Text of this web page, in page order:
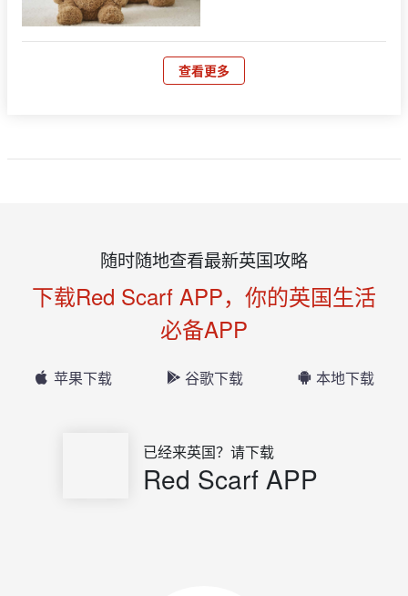
查看更多
随时随地查看最新英国攻略
下载Red Scarf APP，你的英国生活
必备APP
苹果下载 谷歌下载 本地下载
已经来英国？请下载
Red Scarf APP